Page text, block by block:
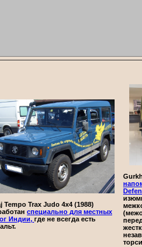
Tempo Trax Judo 4x4 (1988)
специально для местных
Индии, где не всегда есть